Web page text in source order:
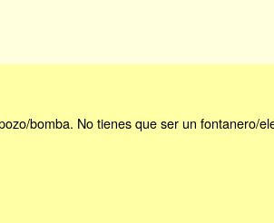
bomba. No tienes que ser un fontanero/